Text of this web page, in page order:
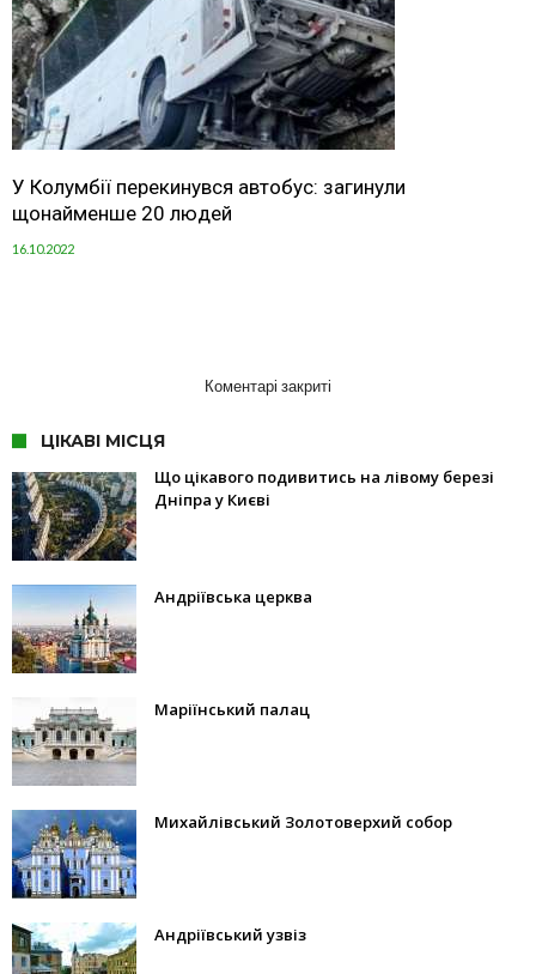
У Колумбії перекинувся автобус: загинули
щонайменше 20 людей
16.10.2022
Коментарі закриті
ЦІКАВІ МІСЦЯ
Що цікавого подивитись на лівому березі
Дніпра у Києві
Андріївська церква
Маріїнський палац
Михайлівський Золотоверхий собор
Андріївський узвіз